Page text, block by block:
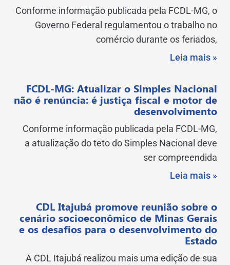
Conforme informação publicada pela FCDL-MG, o
Governo Federal regulamentou o trabalho no
comércio durante os feriados,
Leia mais »
FCDL-MG: Atualizar o Simples Nacional
não é renúncia: é justiça fiscal e motor de
desenvolvimento
Conforme informação publicada pela FCDL-MG,
a atualização do teto do Simples Nacional deve
ser compreendida
Leia mais »
CDL Itajubá promove reunião sobre o
cenário socioeconômico de Minas Gerais
e os desafios para o desenvolvimento do
Estado
A CDL Itajubá realizou mais uma edição de sua